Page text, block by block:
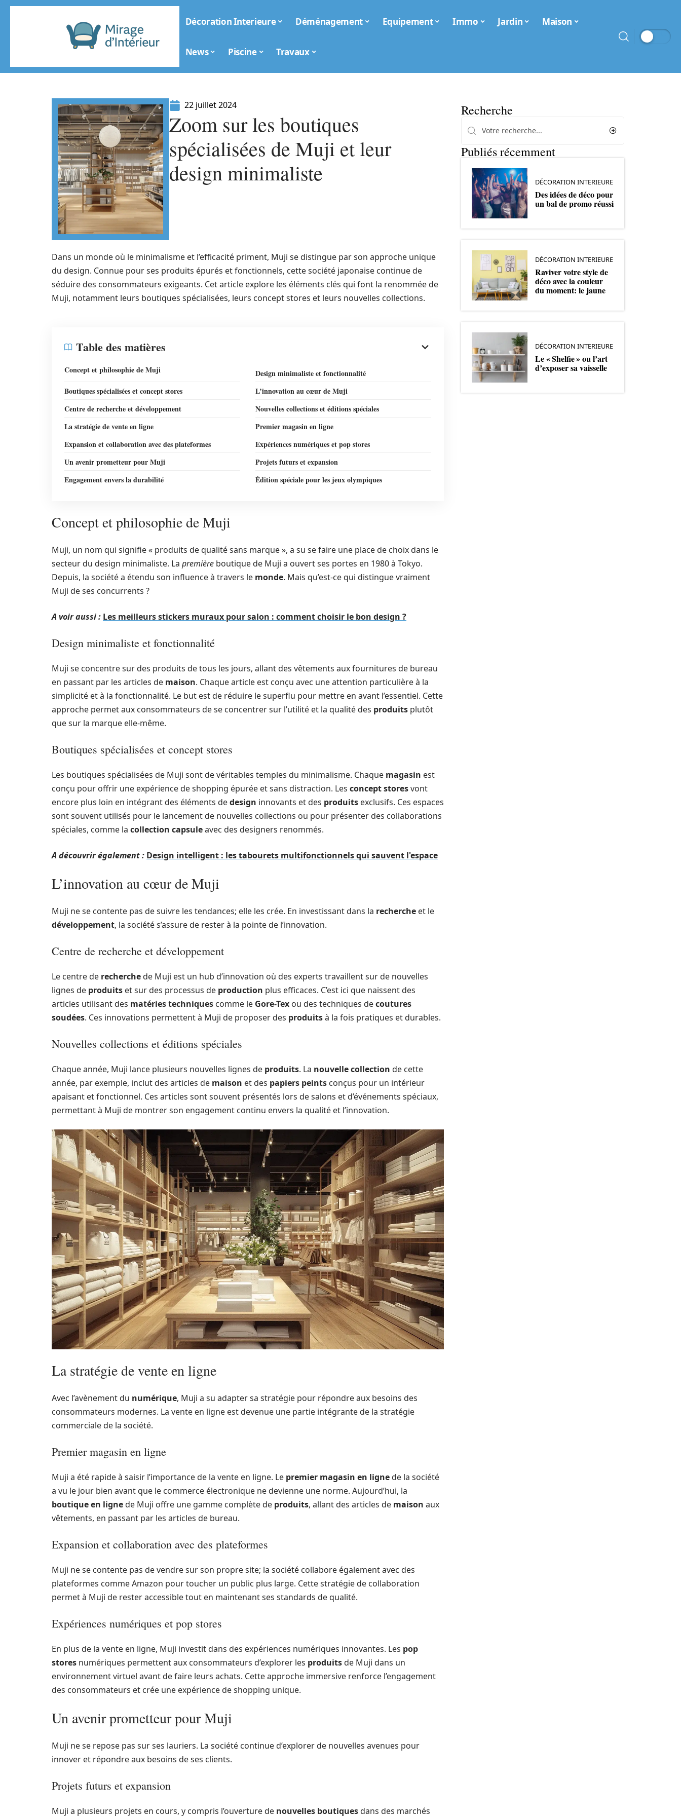
Décoration Interieure Déménagement Equipement Immo Jardin Maison
News Piscine Travaux
22 juillet 2024
Zoom sur les boutiques
spécialisées de Muji et leur
design minimaliste
Dans un monde où le minimalisme et l’efficacité priment, Muji se distingue par son approche unique
du design. Connue pour ses produits épurés et fonctionnels, cette société japonaise continue de
séduire des consommateurs exigeants. Cet article explore les éléments clés qui font la renommée de
Muji, notamment leurs boutiques spécialisées, leurs concept stores et leurs nouvelles collections.
Table des matières
Concept et philosophie de Muji
Design minimaliste et fonctionnalité
Boutiques spécialisées et concept stores
L’innovation au cœur de Muji
Centre de recherche et développement
Nouvelles collections et éditions spéciales
La stratégie de vente en ligne
Premier magasin en ligne
Expansion et collaboration avec des plateformes
Expériences numériques et pop stores
Un avenir prometteur pour Muji
Projets futurs et expansion
Engagement envers la durabilité
Édition spéciale pour les jeux olympiques
Concept et philosophie de Muji
Muji, un nom qui signifie « produits de qualité sans marque », a su se faire une place de choix dans le
secteur du design minimaliste. La première boutique de Muji a ouvert ses portes en 1980 à Tokyo.
Depuis, la société a étendu son influence à travers le monde. Mais qu’est-ce qui distingue vraiment
Muji de ses concurrents ?
A voir aussi : Les meilleurs stickers muraux pour salon : comment choisir le bon design ?
Design minimaliste et fonctionnalité
Muji se concentre sur des produits de tous les jours, allant des vêtements aux fournitures de bureau
en passant par les articles de maison. Chaque article est conçu avec une attention particulière à la
simplicité et à la fonctionnalité. Le but est de réduire le superflu pour mettre en avant l’essentiel. Cette
approche permet aux consommateurs de se concentrer sur l’utilité et la qualité des produits plutôt
que sur la marque elle-même.
Boutiques spécialisées et concept stores
Les boutiques spécialisées de Muji sont de véritables temples du minimalisme. Chaque magasin est
conçu pour offrir une expérience de shopping épurée et sans distraction. Les concept storesvont
encore plus loin en intégrant des éléments dedesign innovants et des produits exclusifs. Ces espaces
sont souvent utilisés pour le lancement de nouvelles collections ou pour présenter des collaborations
spéciales, comme la collection capsuleavec des designers renommés.
A découvrir également : Design intelligent : les tabourets multifonctionnels qui sauvent l'espace
L’innovation au cœur de Muji
Muji ne se contente pas de suivre les tendances; elle les crée. En investissant dans la recherche et le
développement, la société s’assure de rester à la pointe de l’innovation.
Centre de recherche et développement
Le centre de recherchede Muji est un hub d’innovation où des experts travaillent sur de nouvelles
lignes de produits et sur des processus de production plus efficaces. C’est ici que naissent des
articles utilisant des matéries techniques comme le Gore-Tex ou des techniques decoutures
soudées. Ces innovations permettent à Muji de proposer des produitsà la fois pratiques et durables.
Nouvelles collections et éditions spéciales
Chaque année, Muji lance plusieurs nouvelles lignes de produits. La nouvelle collection de cette
année, par exemple, inclut des articles de maison et des papiers peints conçus pour un intérieur
apaisant et fonctionnel. Ces articles sont souvent présentés lors de salons et d’événements spéciaux,
permettant à Muji de montrer son engagement continu envers la qualité et l’innovation.
La stratégie de vente en ligne
Avec l’avènement du numérique, Muji a su adapter sa stratégie pour répondre aux besoins des
consommateurs modernes. La vente en ligne est devenue une partie intégrante de la stratégie
commerciale de la société.
Premier magasin en ligne
Muji a été rapide à saisir l’importance de la vente en ligne. Le premier magasin en lignede la société
a vu le jour bien avant que le commerce électronique ne devienne une norme. Aujourd’hui, la
boutique en lignede Muji offre une gamme complète de produits, allant des articles de maison aux
vêtements, en passant par les articles de bureau.
Expansion et collaboration avec des plateformes
Muji ne se contente pas de vendre sur son propre site; la société collabore également avec des
plateformes comme Amazon pour toucher un public plus large. Cette stratégie de collaboration
permet à Muji de rester accessible tout en maintenant ses standards de qualité.
Expériences numériques et pop stores
En plus de la vente en ligne, Muji investit dans des expériences numériques innovantes. Les pop
stores numériques permettent aux consommateurs d’explorer les produitsde Muji dans un
environnement virtuel avant de faire leurs achats. Cette approche immersive renforce l’engagement
des consommateurs et crée une expérience de shopping unique.
Un avenir prometteur pour Muji
Muji ne se repose pas sur ses lauriers. La société continue d’explorer de nouvelles avenues pour
innover et répondre aux besoins de ses clients.
Projets futurs et expansion
Muji a plusieurs projets en cours, y compris l’ouverture de nouvelles boutiquesdans des marchés
Recherche
Publiés récemment
DÉCORATION INTERIEURE
Des idées de déco pour
un bal de promo réussi
DÉCORATION INTERIEURE
Raviver votre style de
déco avec la couleur
du moment: le jaune
DÉCORATION INTERIEURE
Le « Shelfie » ou l’art
d’exposer sa vaisselle